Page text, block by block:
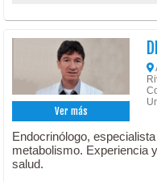
Ver más
Endocrinólogo,
metabolismo. Experiencia
salud.